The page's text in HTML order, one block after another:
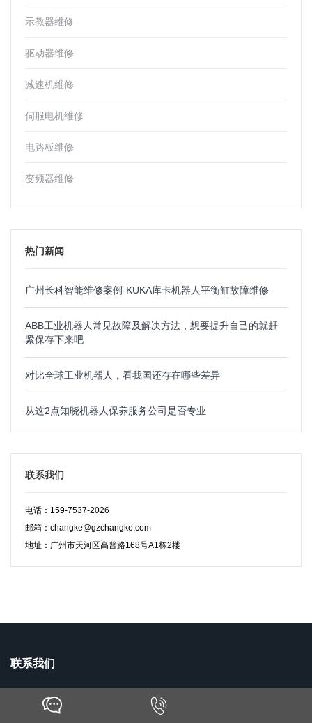
示教器维修
驱动器维修
减速机维修
伺服电机维修
电路板维修
变频器维修
热门新闻
广州长科智能维修案例-KUKA库卡机器人平衡缸故障维修
ABB工业机器人常见故障及解决方法，想要提升自己的就赶
紧保存下来吧
对比全球工业机器人，看我国还存在哪些差异
从这2点知晓机器人保养服务公司是否专业
联系我们
电话：159-7537-2026
邮箱：changke@gzchangke.com
地址：广州市天河区高普路168号A1栋2楼
联系我们
地址：广州市天河区高普路168号A1栋2楼